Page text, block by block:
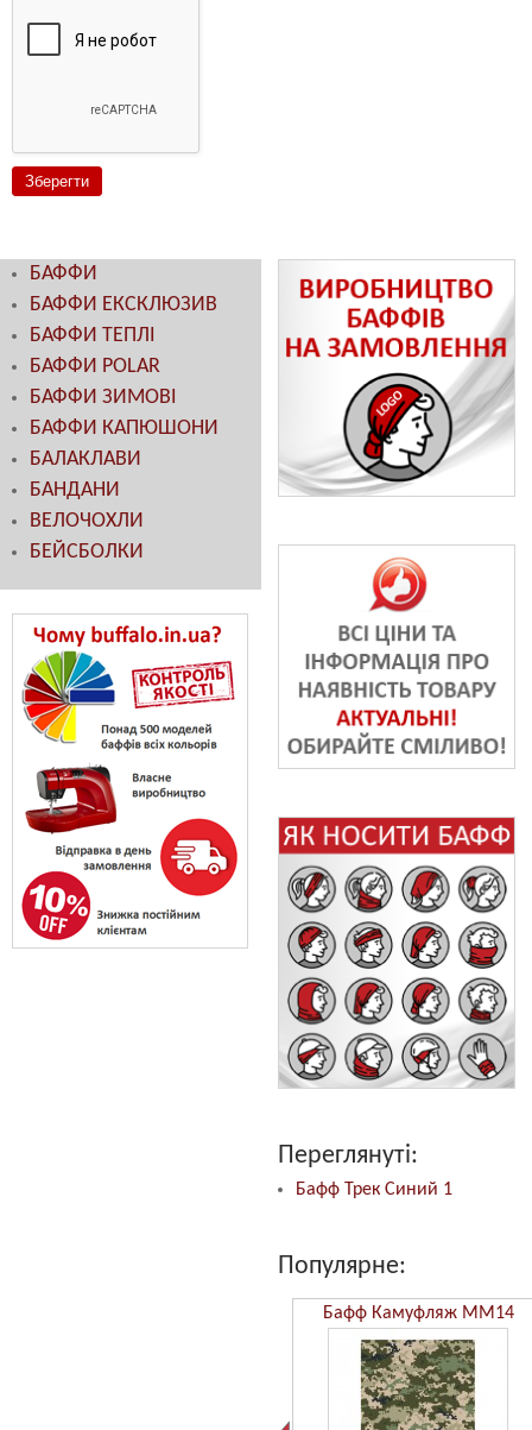
БАФФИ
БАФФИ ЕКСКЛЮЗИВ
БАФФИ ТЕПЛІ
БАФФИ POLAR
БАФФИ ЗИМОВІ
БАФФИ КАПЮШОНИ
БАЛАКЛАВИ
БАНДАНИ
ВЕЛОЧОХЛИ
БЕЙСБОЛКИ
Переглянуті:
Бафф Трек Синий 1
Популярне:
Бафф Камуфляж ММ14